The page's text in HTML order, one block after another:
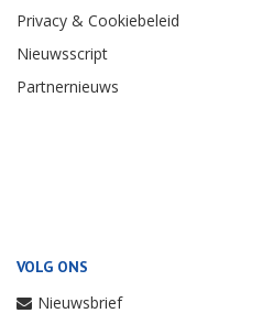
Privacy & Cookiebeleid
Nieuwsscript
Partnernieuws
VOLG ONS
Nieuwsbrief